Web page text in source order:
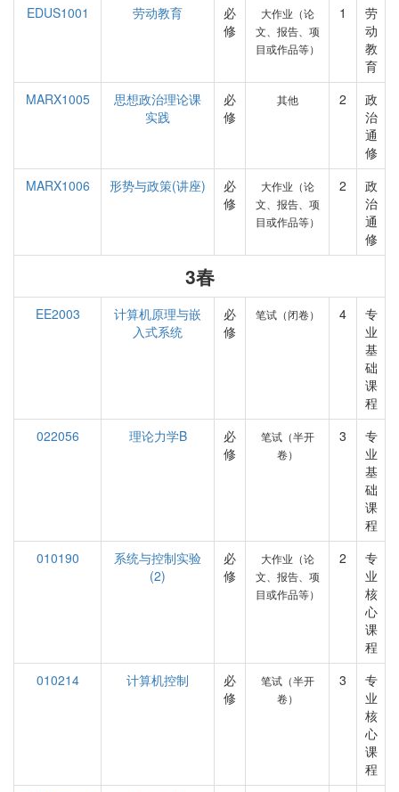
EDUS1001
劳动教育
必
修
大作业（论
文、报告、项
目或作品等）
1
劳
动
教
育
MARX1005
思想政治理论课
实践
必
修
其他 2
政
治
通
修
MARX1006
形势与政策(讲座)
必
修
大作业（论
文、报告、项
目或作品等）
2
政
治
通
修
3春
EE2003
计算机原理与嵌
入式系统
必
修
笔试（闭卷） 4
专
业
基
础
课
程
022056
理论力学B
必
修
笔试（半开
卷）
3
专
业
基
础
课
程
010190
系统与控制实验
(2)
必
修
大作业（论
文、报告、项
目或作品等）
2
专
业
核
心
课
程
010214
计算机控制
必
修
笔试（半开
卷）
3
专
业
核
心
课
程